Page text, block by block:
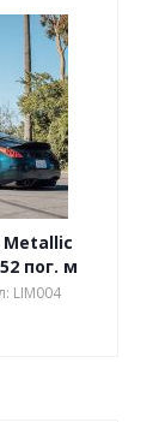
Metallic
пог. м
LIM004